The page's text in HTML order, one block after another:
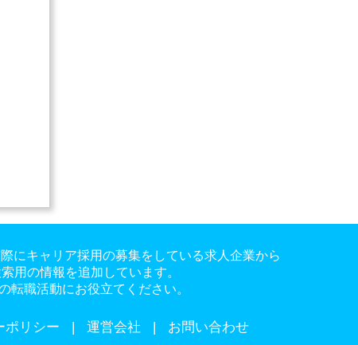
にキャリア採用の募集をしている求人企業から
用の情報を追加しています。
職活動にお役立てください。
ポリシー 運営会社 お問い合わせ